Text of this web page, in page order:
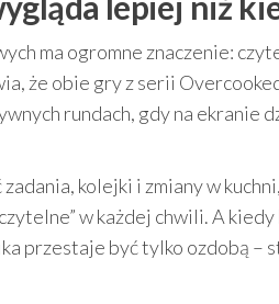
ma ogromne znaczenie:
że obie gry z serii
rundach, gdy na ekranie
kolejki i zmiany w
w każdej chwili. A kiedy
przestaje być tylko ozdobą –